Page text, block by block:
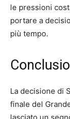
le pressioni
portare a
più tempo.
La decisione di
finale del